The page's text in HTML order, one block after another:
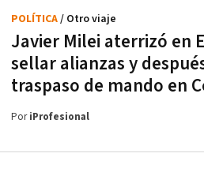
Javier Milei aterrizó en
sellar alianzas y
traspaso de mando en
POLÍTICA/ Otro viaje
PoriProfesional